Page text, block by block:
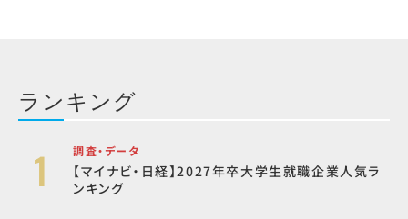
ランキング
調査・データ
【マイナビ・日経】2027年卒大学生就職企業人気ラ
ンキング